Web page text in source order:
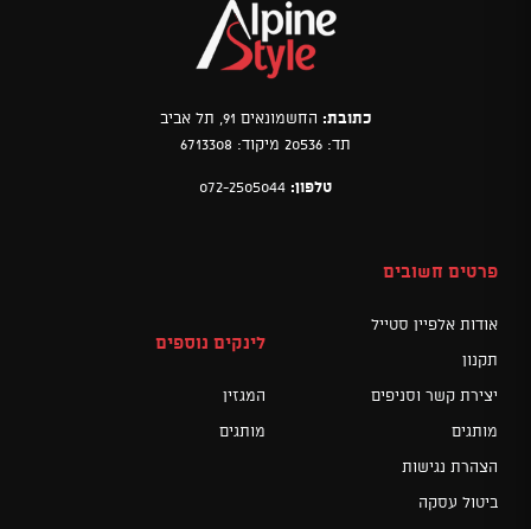
כתובת: החשמונאים 91, תל אביב
תד: 20536 מיקוד: 6713308
טלפון: 072-2505044
פרטים חשובים
אודות אלפיין סטייל
תקנון
יצירת קשר וסניפים
מותגים
הצהרת נגישות
ביטול עסקה
לינקים נוספים
המגזין
מותגים